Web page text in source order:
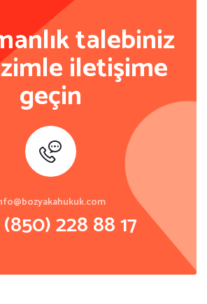
talebiniz
iletişime
geçin
228 88 17